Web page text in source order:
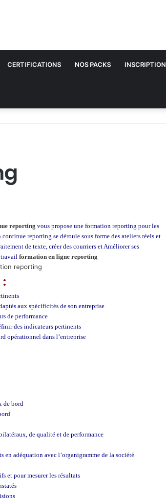
CERTIFICATIONS NOS PACKS INSCRIPTION
reporting vous propose une formation reporting pour les
reporting se déroule sous forme des ateliers réels et
de texte, créer des courriers et Améliorer ses
travail formation en ligne reporting
reporting
aux spécificités de son entreprise
de performance
des indicateurs pertinents
opérationnel dans l’entreprise
de bord
de qualité et de performance
adéquation avec l’organigramme de la société
et pour mesurer les résultats